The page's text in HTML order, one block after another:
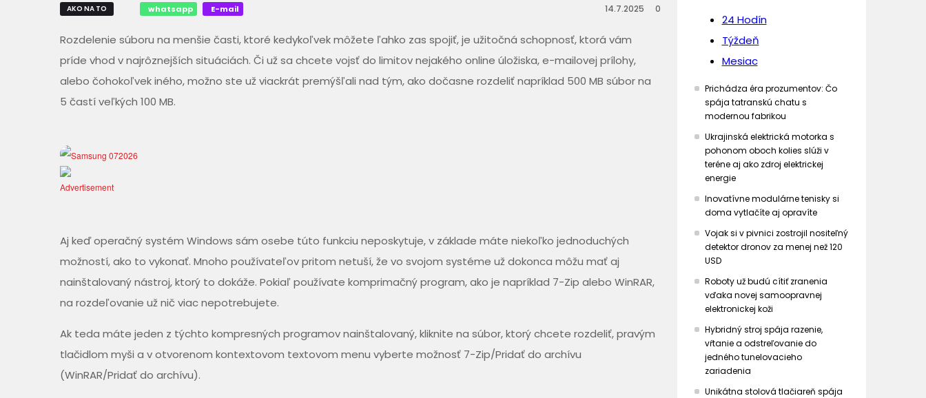
AKO NA TO whatsapp E-mail 14.7.2025 0
Rozdelenie súboru na menšie časti, ktoré kedykoľvek môžete ľahko zas spojiť, je užitočná schopnosť, ktorá vám
príde vhod v najrôznejších situáciách. Či už sa chcete vojsť do limitov nejakého online úložiska, e-mailovej prílohy,
alebo čohokoľvek iného, možno ste už viackrát premýšľali nad tým, ako dočasne rozdeliť napríklad 500 MB súbor na
5 častí veľkých 100 MB.
Aj keď operačný systém Windows sám osebe túto funkciu neposkytuje, v základe máte niekoľko jednoduchých
možností, ako to vykonať. Mnoho používateľov pritom netuší, že vo svojom systéme už dokonca môžu mať aj
nainštalovaný nástroj, ktorý to dokáže. Pokiaľ používate komprimačný program, ako je napríklad 7-Zip alebo WinRAR,
na rozdeľovanie už nič viac nepotrebujete.
Ak teda máte jeden z týchto kompresných programov nainštalovaný, kliknite na súbor, ktorý chcete rozdeliť, pravým
tlačidlom myši a v otvorenom kontextovom textovom menu vyberte možnosť 7-Zip/Pridať do archívu
(WinRAR/Pridať do archívu).
24 Hodín
Týždeň
Mesiac
Prichádza éra prozumentov: Čo
spája tatranskú chatu s
modernou fabrikou
Ukrajinská elektrická motorka s
pohonom oboch kolies slúži v
teréne aj ako zdroj elektrickej
energie
Inovatívne modulárne tenisky si
doma vytlačíte aj opravíte
Vojak si v pivnici zostrojil nositeľný
detektor dronov za menej než 120
USD
Roboty už budú cítiť zranenia
vďaka novej samoopravnej
elektronickej koži
Hybridný stroj spája razenie,
vŕtanie a odstreľovanie do
jedného tunelovacieho
zariadenia
Unikátna stolová tlačiareň spája